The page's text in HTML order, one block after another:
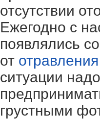
отсутствии
Ежегодно с
появлялись
от отравления
ситуации
грустными